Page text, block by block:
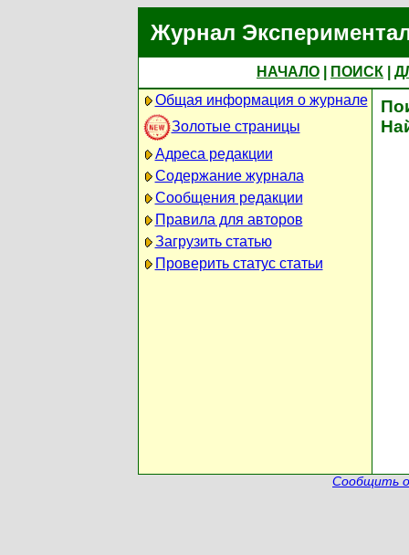
Журнал
НАЧАЛО ПОИСК
Общая информация о журнале
Золотые страницы
Адреса редакции
Содержание журнала
Сообщения редакции
Правила для авторов
Загрузить статью
Проверить статус статьи
Сообщить о